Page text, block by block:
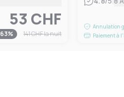
53 CHF
63% 141 CHFla nuit
Annulation
Paiement à